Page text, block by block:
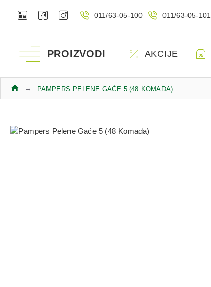
011/63-05-100 011/63-05-101
PROIZVODI AKCIJE
PAMPERS PELENE GAĆE 5 (48 KOMADA)